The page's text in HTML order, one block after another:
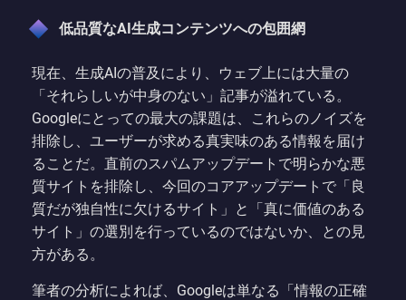
低品質なAI生成コンテンツへの包囲網
現在、生成AIの普及により、ウェブ上には大量の
「それらしいが中身のない」記事が溢れている。
Googleにとっての最大の課題は、これらのノイズを
排除し、ユーザーが求める真実味のある情報を届け
ることだ。直前のスパムアップデートで明らかな悪
質サイトを排除し、今回のコアアップデートで「良
質だが独自性に欠けるサイト」と「真に価値のある
サイト」の選別を行っているのではないか、との見
方がある。
筆者の分析によれば、Googleは単なる「情報の正確